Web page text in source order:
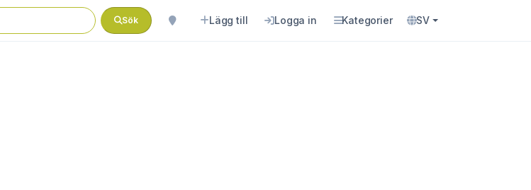
Sök Lägg till Logga in Kategorier SV